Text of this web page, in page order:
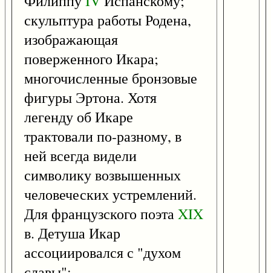
скульптура работы Родена,
изображающая
поверженного Икара;
многочисленные бронзовые
фигуры Эртона. Хотя
легенду об Икаре
трактовали по-разному, в
ней всегда видели
символику возвышенных
человеческих устремлений.
Для французского поэтаXIX
в. Детуша Икар
ассоциировался с "духом